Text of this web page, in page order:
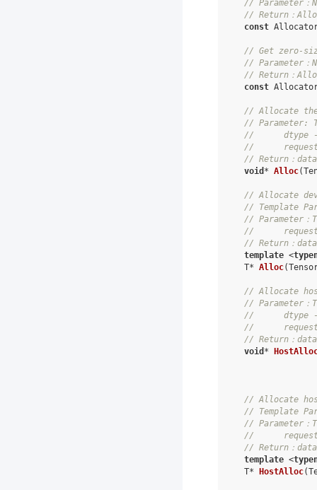
// Parameter：
// Return：
const
// Get zero-
// Parameter：
// Return：
const
// Allocate the
// Parameter:
//      dtype -
//
// Return：
void * Alloc(
// Allocate
// Template
// Parameter：
//
// Return：
template <
T* Alloc(
// Allocate
// Parameter：
//      dtype -
//
// Return：
void *
// Allocate
// Template
// Parameter：
//
// Return：
template <
T* HostAlloc(